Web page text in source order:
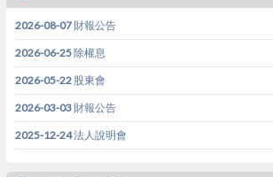
2026-08-07 財報公告
2026-06-25 除權息
2026-05-22 股東會
2026-03-03 財報公告
2025-12-24 法人說明會